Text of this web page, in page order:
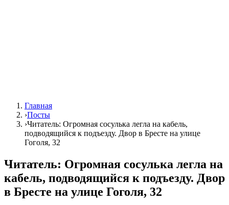
Главная
›Посты
›Читатель: Огромная сосулька легла на кабель,
подводящийся к подъезду. Двор в Бресте на улице
Гоголя, 32
Читатель: Огромная сосулька легла на
кабель, подводящийся к подъезду. Двор
в Бресте на улице Гоголя, 32